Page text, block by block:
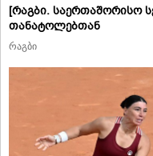
[რაგბი. საერთაშორისო
თანატოლებთან
რაგბი